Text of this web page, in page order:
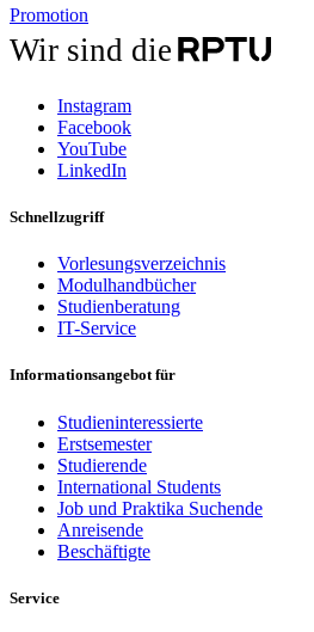
Promotion
Wir sind die
Instagram
Facebook
YouTube
LinkedIn
Schnellzugriff
Vorlesungsverzeichnis
Modulhandbücher
Studienberatung
IT-Service
Informationsangebot für
Studieninteressierte
Erstsemester
Studierende
International Students
Job und Praktika Suchende
Anreisende
Beschäftigte
Service